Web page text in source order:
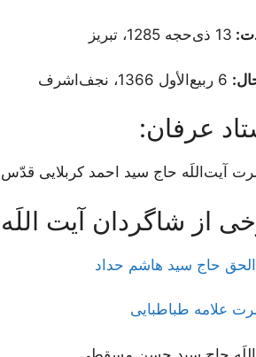
13 ذی‌حجه 1285، تبریز
عرفان:
آیت‌اللَه حاج سید احمد کربلایی قدّس
از شاگردان آیت
الحق حاج سید هاشم حداد
علامه طباطبایی